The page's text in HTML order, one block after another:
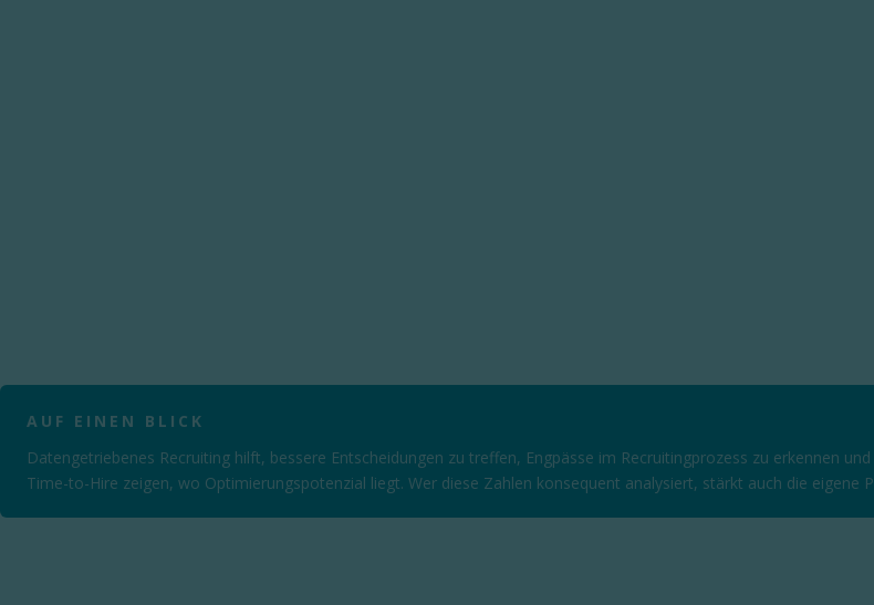
AUF EINEN BLICK
Datengetriebenes Recruiting hilft, bessere Entscheidungen zu treffen, Engpässe im Recruitingprozess zu erkennen
Time-to-Hire zeigen, wo Optimierungspotenzial liegt. Wer diese Zahlen konsequent analysiert, stärkt auch die eigene